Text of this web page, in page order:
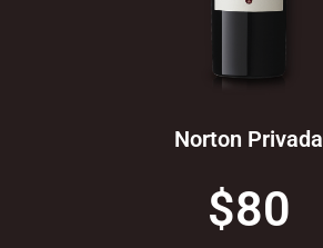
Norton Privada
$80